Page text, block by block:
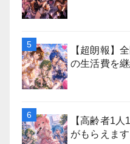
【超朗報】
の生活費を継
【高齢者1
がもらえま